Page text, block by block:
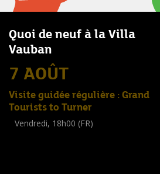
Quoi de neuf à la Villa
Vauban
7 AOÛT
Visite guidée régulière : Grand
Tourists to Turner
Vendredi, 18h00 (FR)